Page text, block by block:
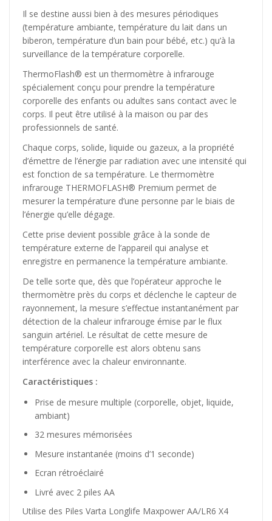
Il se destine aussi bien à des mesures périodiques
(température ambiante, température du lait dans un
biberon, température d’un bain pour bébé, etc.) qu’à la
surveillance de la température corporelle.
ThermoFlash® est un thermomètre à infrarouge
spécialement conçu pour prendre la température
corporelle des enfants ou adultes sans contact avec le
corps. Il peut être utilisé à la maison ou par des
professionnels de santé.
Chaque corps, solide, liquide ou gazeux, a la propriété
d’émettre de l’énergie par radiation avec une intensité qui
est fonction de sa température. Le thermomètre
infrarouge THERMOFLASH® Premium permet de
mesurer la température d’une personne par le biais de
l’énergie qu’elle dégage.
Cette prise devient possible grâce à la sonde de
température externe de l’appareil qui analyse et
enregistre en permanence la température ambiante.
De telle sorte que, dès que l’opérateur approche le
thermomètre près du corps et déclenche le capteur de
rayonnement, la mesure s’effectue instantanément par
détection de la chaleur infrarouge émise par le flux
sanguin artériel. Le résultat de cette mesure de
température corporelle est alors obtenu sans
interférence avec la chaleur environnante.
Caractéristiques :
Prise de mesure multiple (corporelle, objet, liquide,
ambiant)
32 mesures mémorisées
Mesure instantanée (moins d’1 seconde)
Ecran rétroéclairé
Livré avec 2 piles AA
Utilise des Piles Varta Longlife Maxpower AA/LR6 X4